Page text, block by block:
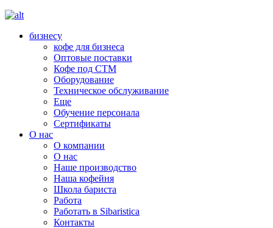
бизнесу
кофе для бизнеса
Оптовые поставки
Кофе под СТМ
Оборудование
Техническое обслуживание
Еще
Обучение персонала
Сертификаты
О нас
O компании
О нас
Наше производство
Наша кофейня
Школа бариста
Работа
Работать в Sibaristica
Контакты